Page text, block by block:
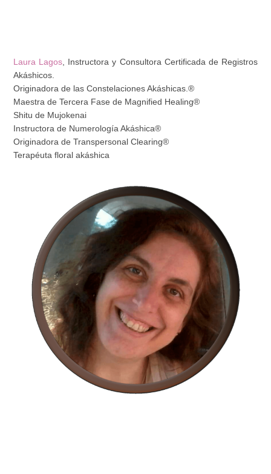
Laura Lagos , Instructora y Consultora Certificada de Registros
Akáshicos.
Originadora de las Constelaciones Akáshicas.®
Maestra de Tercera Fase de Magnified Healing®
Shitu de Mujokenai
Instructora de Numerología Akáshica®
Originadora de Transpersonal Clearing®
Terapéuta floral akáshica